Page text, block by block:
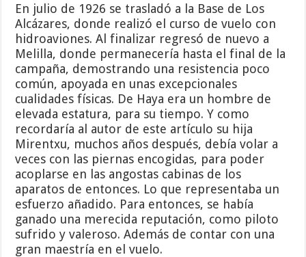
En julio de 1926 se trasladó a la Base de Los
Alcázares, donde realizó el curso de vuelo con
hidroaviones. Al finalizar regresó de nuevo a
Melilla, donde permanecería hasta el final de la
campaña, demostrando una resistencia poco
común, apoyada en unas excepcionales
cualidades físicas. De Haya era un hombre de
elevada estatura, para su tiempo. Y como
recordaría al autor de este artículo su hija
Mirentxu, muchos años después, debía volar a
veces con las piernas encogidas, para poder
acoplarse en las angostas cabinas de los
aparatos de entonces. Lo que representaba un
esfuerzo añadido. Para entonces, se había
ganado una merecida reputación, como piloto
sufrido y valeroso. Además de contar con una
gran maestría en el vuelo.